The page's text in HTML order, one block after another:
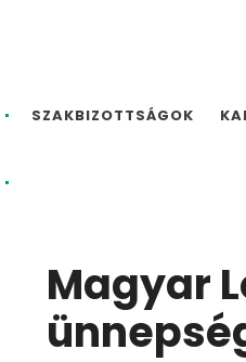
SZAKBIZOTTSÁGOK
Magyar